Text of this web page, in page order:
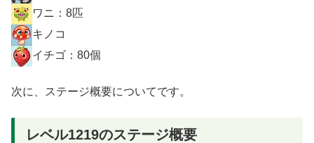
ワニ：8匹
キノコ
イチゴ：80個
次に、ステージ概要についてです。
レベル1219のステージ概要